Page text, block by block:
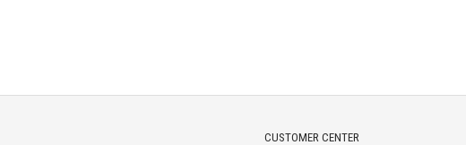
CUSTOMER CENTER